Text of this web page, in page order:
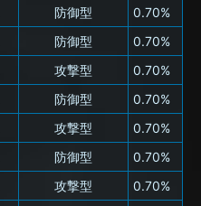
防御型
0.70%
防御型
0.70%
攻撃型
0.70%
防御型
0.70%
攻撃型
0.70%
防御型
0.70%
攻撃型
0.70%